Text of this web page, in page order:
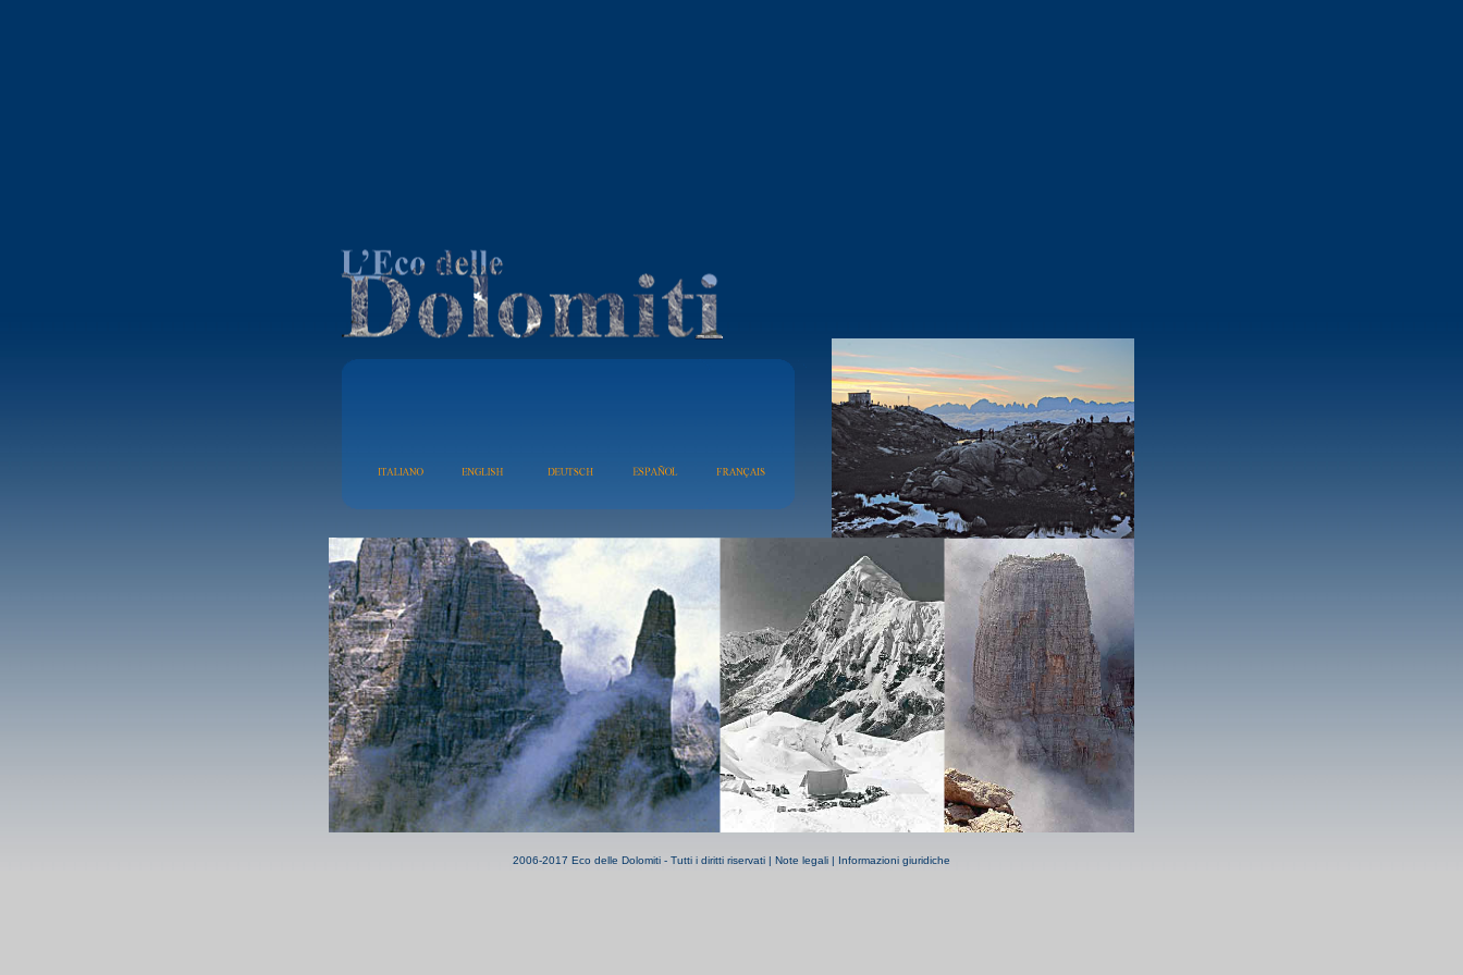
2006-2017 Eco delle Dolomiti - Tutti i diritti riservati | Note legali | Informazioni giuridiche